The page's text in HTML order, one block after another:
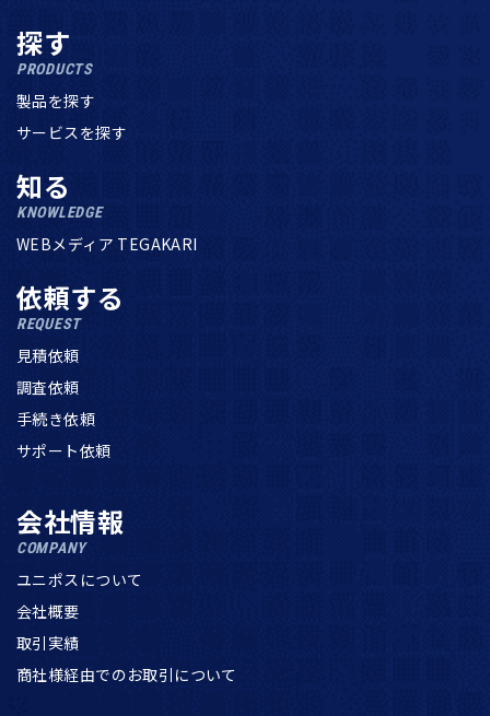
探す
PRODUCTS
製品を探す
サービスを探す
知る
KNOWLEDGE
WEBメディア TEGAKARI
依頼する
REQUEST
見積依頼
調査依頼
手続き依頼
サポート依頼
会社情報
COMPANY
ユニポスについて
会社概要
取引実績
商社様経由でのお取引について